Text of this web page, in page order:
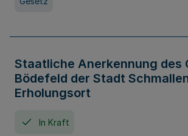
Staatliche Anerkennung des
Bödefeld der Stadt
Erholungsort
In Kraft